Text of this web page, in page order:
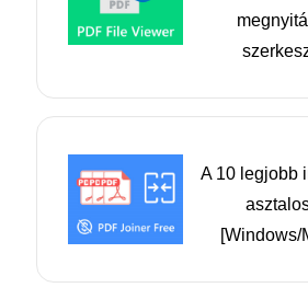
A 10 legjobb
[Windows/